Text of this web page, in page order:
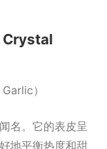
Crystal
名。它的表皮呈
地平衡热度和甜